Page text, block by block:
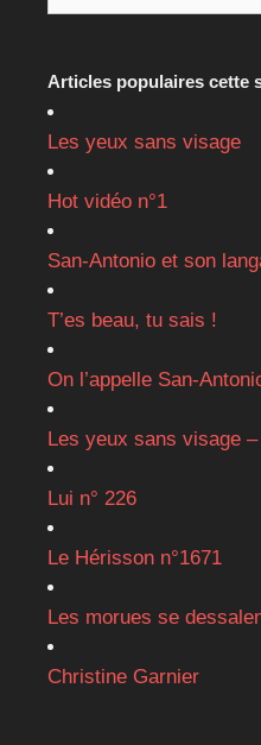
Articles populaires cette
Les yeux sans visage
Hot vidéo n°1
San-Antonio et son
T’es beau, tu sais !
On l’appelle San-
Les yeux sans visage –
Lui n° 226
Le Hérisson n°1671
Les morues se
Christine Garnier